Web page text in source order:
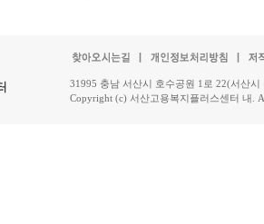
31995 충남 서산시 호수공원 1로 22(서산
Copyright (c) 서산고용복지플러스센터 내.